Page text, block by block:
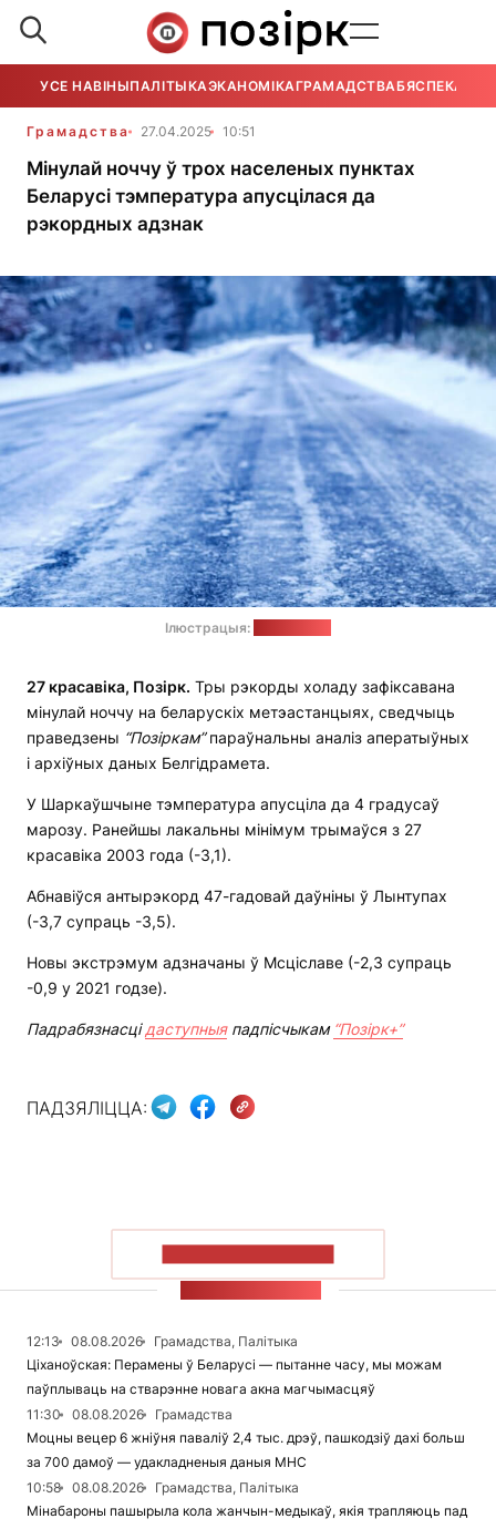
УСЕ НАВІНЫПАЛІТЫКАЭКАНОМІКАГРАМАДСТВАБЯСПЕКА
Грамадства 27.04.2025 10:51
Мінулай ноччу ў трох населеных пунктах
Беларусі тэмпература апусцілася да
рэкордных адзнак
Ілюстрацыя:
27 красавіка, Позірк. Тры рэкорды холаду зафіксавана
мінулай ноччу на беларускіх метэастанцыях, сведчыць
праведзены “Позіркам”параўнальны аналіз аператыўных
і архіўных даных Белгідрамета.
У Шаркаўшчыне тэмпература апусціла да 4 градусаў
марозу. Ранейшы лакальны мінімум трымаўся з 27
красавіка 2003 года (-3,1).
Абнавіўся антырэкорд 47-гадовай даўніны ў Лынтупах
(-3,7 супраць -3,5).
Новы экстрэмум адзначаны ў Мсціславе (-2,3 супраць
-0,9 у 2021 годзе).
Падрабязнасцідаступныяпадпісчыкам “Позірк+”
ПАДЗЯЛІЦЦА:
12:13 08.08.2026
Грамадства, Палітыка
Ціханоўская: Перамены ў Беларусі — пытанне часу, мы можам
паўплываць на стварэнне новага акна магчымасцяў
11:30
08.08.2026
Грамадства
Моцны вецер 6 жніўня паваліў 2,4 тыс. дрэў, пашкодзіў дахі больш
за 700 дамоў — удакладненыя даныя МНС
10:58
08.08.2026
Грамадства, Палітыка
Мінабароны пашырыла кола жанчын-медыкаў, якія трапляюць пад